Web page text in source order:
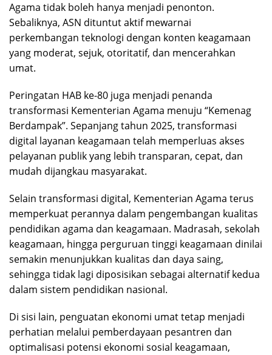
Agama tidak boleh hanya menjadi penonton.
Sebaliknya, ASN dituntut aktif mewarnai
perkembangan teknologi dengan konten keagamaan
yang moderat, sejuk, otoritatif, dan mencerahkan
umat.
Peringatan HAB ke-80 juga menjadi penanda
transformasi Kementerian Agama menuju “Kemenag
Berdampak”. Sepanjang tahun 2025, transformasi
digital layanan keagamaan telah memperluas akses
pelayanan publik yang lebih transparan, cepat, dan
mudah dijangkau masyarakat.
Selain transformasi digital, Kementerian Agama terus
memperkuat perannya dalam pengembangan kualitas
pendidikan agama dan keagamaan. Madrasah, sekolah
keagamaan, hingga perguruan tinggi keagamaan dinilai
semakin menunjukkan kualitas dan daya saing,
sehingga tidak lagi diposisikan sebagai alternatif kedua
dalam sistem pendidikan nasional.
Di sisi lain, penguatan ekonomi umat tetap menjadi
perhatian melalui pemberdayaan pesantren dan
optimalisasi potensi ekonomi sosial keagamaan,